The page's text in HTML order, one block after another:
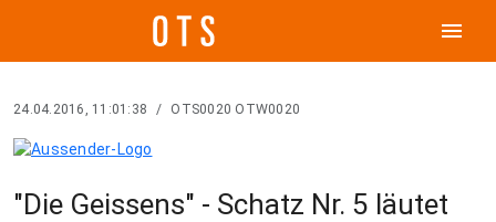
menu
24.04.2016, 11:01:38 / OTS0020 OTW0020
"Die Geissens" - Schatz Nr. 5 läutet